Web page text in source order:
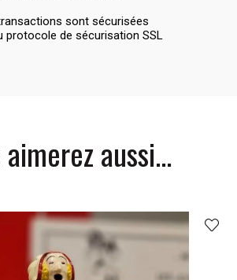
sont sécurisées
protocole de sécurisation SSL
aussi...